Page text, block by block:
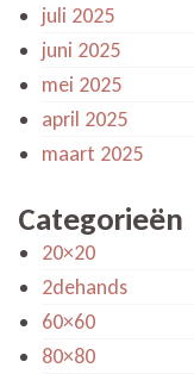
juli 2025
juni 2025
mei 2025
april 2025
maart 2025
Categorieën
20×20
2dehands
60×60
80×80